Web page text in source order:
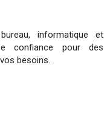
informatique et
confiance pour des
besoins.